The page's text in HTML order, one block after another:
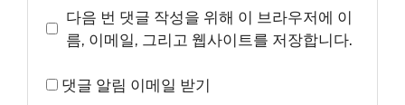
트
다음 번 댓글 작성을 위해 이 브라우저에 이
름, 이메일, 그리고 웹사이트를 저장합니다.
댓글 알림 이메일 받기